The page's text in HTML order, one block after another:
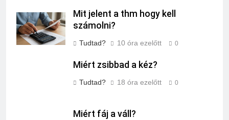
Mit jelent a thm hogy kell
számolni?
Tudtad? 10 óra ezelőtt 0
Miért zsibbad a kéz?
Tudtad? 18 óra ezelőtt 0
Miért fáj a váll?